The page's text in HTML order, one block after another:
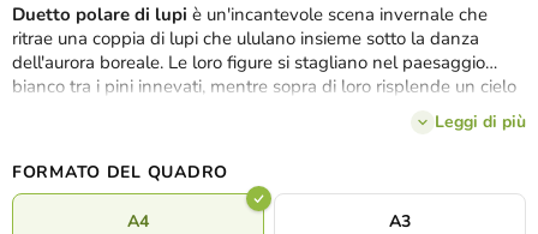
Duetto polare di lupi è un'incantevole scena invernale che
ritrae una coppia di lupi che ululano insieme sotto la danza
dell'aurora boreale. Le loro figure si stagliano nel paesaggio
bianco tra i pini innevati, mentre sopra di loro risplende un cielo
verde-blu pieno di movimento e luce. Il quadro incarna l'unione
tra natura, comunicazione selvaggia e silenziosa bellezza del
Leggi di più
FORMATO DEL QUADRO
A4 A3